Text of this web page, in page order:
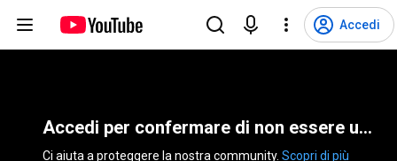
Accedi
Accedi per confermare di non essere un bot
Scopri di più